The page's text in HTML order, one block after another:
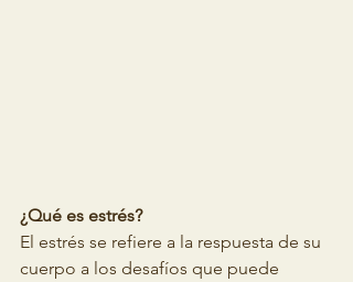
¿Qué es estrés?
El estrés se refiere a la respuesta de su
cuerpo a los desafíos que puede